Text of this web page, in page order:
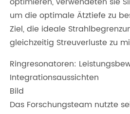
um die optimale Ätztiefe zu
Ziel, die ideale
gleichzeitig Streuverluste zu
Ringresonatoren:
Integrationsaussichten
Bild
Das Forschungsteam nutzte